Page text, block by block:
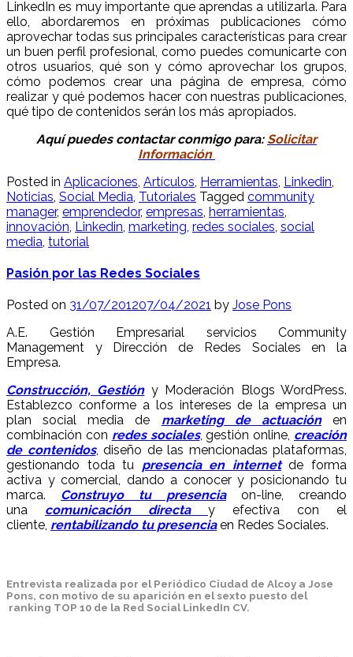
LinkedIn es muy importante que aprendas a utilizarla. Para
ello, abordaremos en próximas publicaciones cómo
aprovechar todas sus principales características para crear
un buen perfil profesional, como puedes comunicarte con
otros usuarios, qué son y cómo aprovechar los grupos,
cómo podemos crear una página de empresa, cómo
realizar y qué podemos hacer con nuestras publicaciones,
qué tipo de contenidos serán los más apropiados.
Aquí puedes contactar conmigo para:Solicitar
Información
Posted in Aplicaciones, Artículos, Herramientas, Linkedin,
Noticias, Social Media, Tutoriales Tagged community
manager, emprendedor, empresas, herramientas,
innovación, Linkedin, marketing, redes sociales, social
media, tutorial
Pasión por las Redes Sociales
Posted on 31/07/201207/04/2021 by Jose Pons
A.E. Gestión Empresarial servicios Community
Management y Dirección de Redes Sociales en la
Empresa.
Construcción, Gestión y Moderación Blogs WordPress.
Establezco conforme a los intereses de la empresa un
plan social media de marketing de actuaciónen
combinación con redes sociales, gestión online, creación
de contenidos, diseño de las mencionadas plataformas,
gestionando toda tu presencia en internetde forma
activa y comercial, dando a conocer y posicionando tu
marca. Construyo tu presenciaon-line, creando
una comunicación directa y efectiva con el
cliente, rentabilizando tu presenciaen Redes Sociales.
Entrevista realizada por el Periódico Ciudad de Alcoy a Jose
Pons, con motivo de su aparición en el sexto puesto del
ranking TOP 10 de la Red Social LinkedIn CV.